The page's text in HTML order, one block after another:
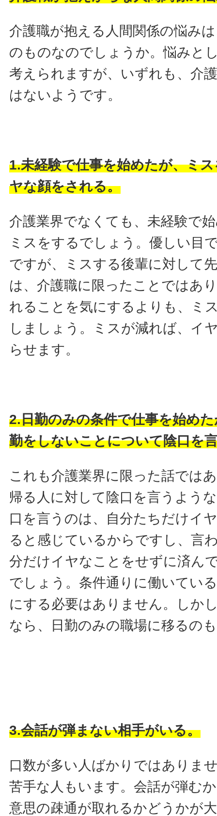
介護職が抱える人間関係の悩み
のものなのでしょうか。悩みと
考えられますが、いずれも、介
はないようです。
1.未経験で仕事を始めたが、ミ
ヤな顔をされる。
介護業界でなくても、未経験で
ミスをするでしょう。優しい目
ですが、ミスする後輩に対して
は、介護職に限ったことではあ
れることを気にするよりも、ミ
しましょう。ミスが減れば、イ
らせます。
2.日勤のみの条件で仕事を始め
勤をしないことについて陰口を
これも介護業界に限った話では
帰る人に対して陰口を言うよう
口を言うのは、自分たちだけイ
ると感じているからですし、言
分だけイヤなことをせずに済ん
でしょう。条件通りに働いてい
にする必要はありません。しか
なら、日勤のみの職場に移るの
3.会話が弾まない相手がいる。
口数が多い人ばかりではありま
苦手な人もいます。会話が弾む
意思の疎通が取れるかどうかが